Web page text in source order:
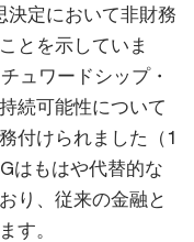
決定において非財務
とを示していま
ュワードシップ・
続可能性について
付けられました（1
はもはや代替的な
り、従来の金融と
す。